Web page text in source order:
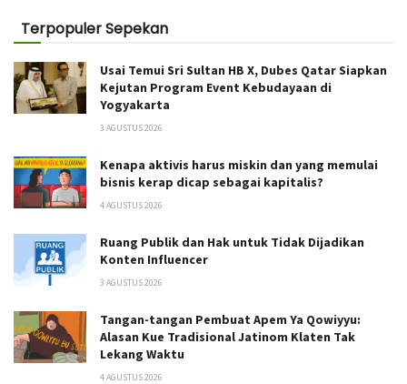
Terpopuler Sepekan
Usai Temui Sri Sultan HB X, Dubes Qatar Siapkan
Kejutan Program Event Kebudayaan di
Yogyakarta
3 AGUSTUS 2026
Kenapa aktivis harus miskin dan yang memulai
bisnis kerap dicap sebagai kapitalis?
4 AGUSTUS 2026
Ruang Publik dan Hak untuk Tidak Dijadikan
Konten Influencer
3 AGUSTUS 2026
Tangan-tangan Pembuat Apem Ya Qowiyyu:
Alasan Kue Tradisional Jatinom Klaten Tak
Lekang Waktu
4 AGUSTUS 2026